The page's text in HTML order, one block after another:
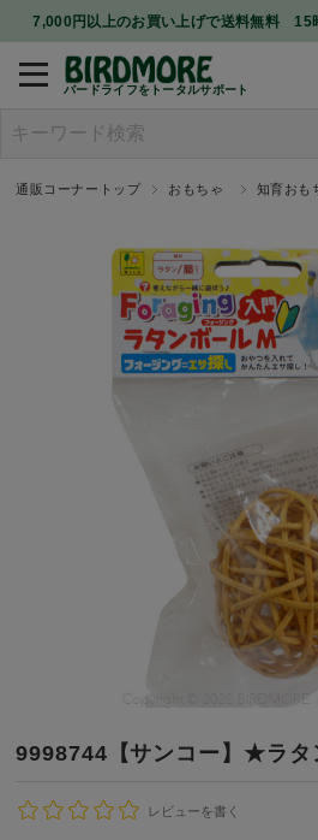
7,000円以上のお買い上げで送料無料 15
バードライフをトータルサポート
通販コーナートップ おもちゃ 知育おも
9998744【サンコー】★ラタ
レビューを書く